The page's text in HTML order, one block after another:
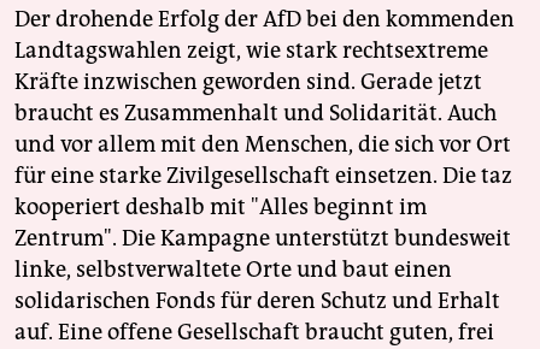
Der drohende Erfolg der AfD bei den kommenden
Landtagswahlen zeigt, wie stark rechtsextreme
Kräfte inzwischen geworden sind. Gerade jetzt
braucht es Zusammenhalt und Solidarität. Auch
und vor allem mit den Menschen, die sich vor Ort
für eine starke Zivilgesellschaft einsetzen. Die taz
kooperiert deshalb mit "Alles beginnt im
Zentrum". Die Kampagne unterstützt bundesweit
linke, selbstverwaltete Orte und baut einen
solidarischen Fonds für deren Schutz und Erhalt
auf. Eine offene Gesellschaft braucht guten, frei